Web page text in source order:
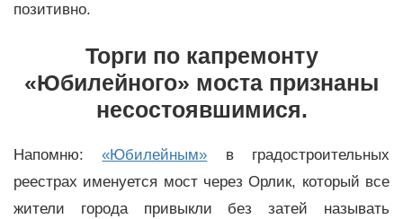
позитивно.
Торги по капремонту
«Юбилейного» моста признаны
несостоявшимися.
Напомню:«Юбилейным» в градостроительных
реестрах именуется мост через Орлик, который все
жители города привыкли без затей называть